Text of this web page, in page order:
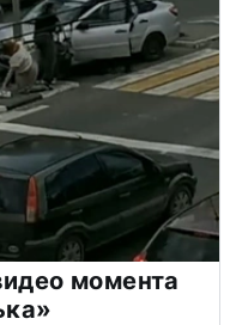
момента